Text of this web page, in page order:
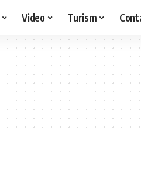
Video Turism